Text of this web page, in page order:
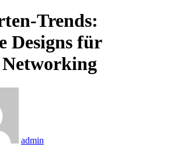
Trends:
Designs für
admin